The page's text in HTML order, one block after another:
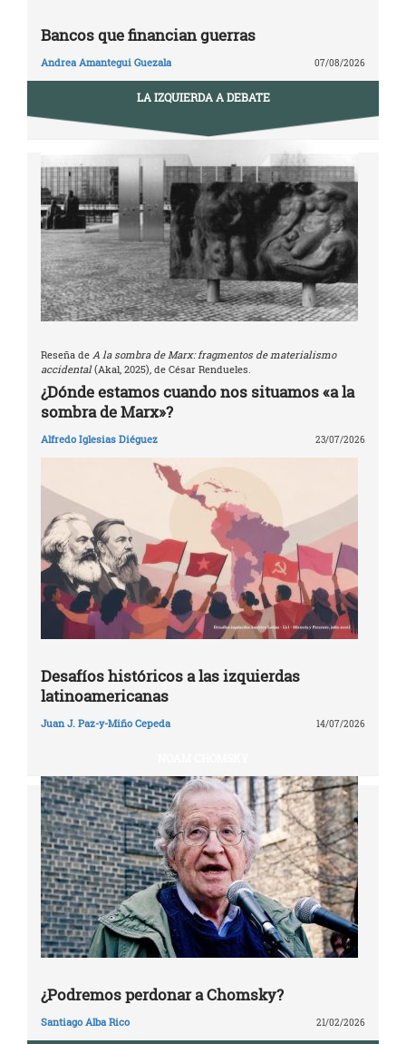
Bancos que financian guerras
Andrea Amantegui Guezala 07/08/2026
LA IZQUIERDA A DEBATE
Reseña de A la sombra de Marx: fragmentos de materialismo
accidental(Akal, 2025), de César Rendueles.
¿Dónde estamos cuando nos situamos «a la
sombra de Marx»?
Alfredo Iglesias Diéguez 23/07/2026
Desafíos históricos a las izquierdas
latinoamericanas
Juan J. Paz-y-Miño Cepeda 14/07/2026
¿Podremos perdonar a Chomsky?
Santiago Alba Rico 21/02/2026